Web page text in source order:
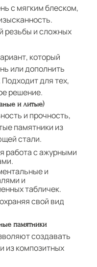
с мягким блеском,
резьбы и сложных
который
или дополнить
для тех,
решение.
и литые)
и прочность,
памятники из
стали.
работа с ажурными
и
и
табличек.
свой вид
памятники
создавать
из композитных